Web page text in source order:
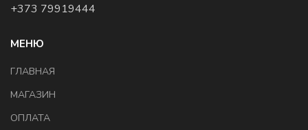
+373 79919444
МЕНЮ
ГЛАВНАЯ
МАГАЗИН
ОПЛАТА